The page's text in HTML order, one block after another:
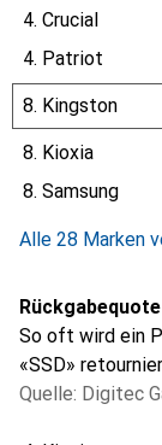
4. Crucial
4. Patriot
8. Kingston
8. Kioxia
8. Samsung
Alle 28 Marken
Rückgabequote
So oft wird ein
«SSD»
Quelle: Digitec